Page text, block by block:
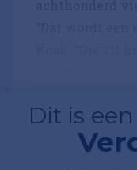
Dit is